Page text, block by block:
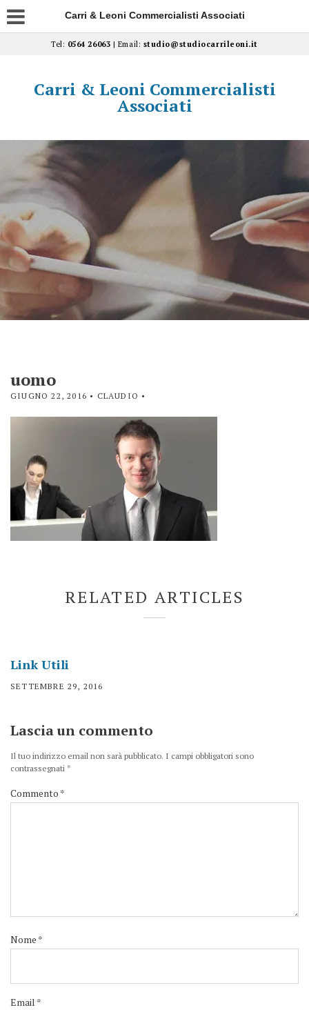
Carri & Leoni Commercialisti Associati
Tel: 0564 26063 | Email: studio@studiocarrileoni.it
Carri & Leoni Commercialisti
Associati
uomo
GIUGNO 22, 2016 • CLAUDIO •
RELATED ARTICLES
Link Utili
SETTEMBRE 29, 2016
Lascia un commento
Il tuo indirizzo email non sarà pubblicato. I campi obbligatori sono
contrassegnati *
Commento *
Nome *
Email *